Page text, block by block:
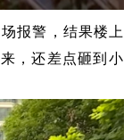
报警，结果楼上
，还差点砸到小